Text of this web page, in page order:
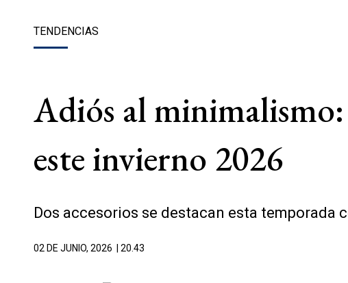
TENDENCIAS
Adiós al minimalismo:
este invierno 2026
Dos accesorios se destacan esta temporada
02 DE JUNIO, 2026 | 20.43